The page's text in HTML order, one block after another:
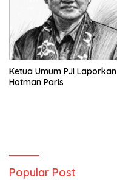
Ketua Umum PJI Laporkan
Hotman Paris
Popular Post